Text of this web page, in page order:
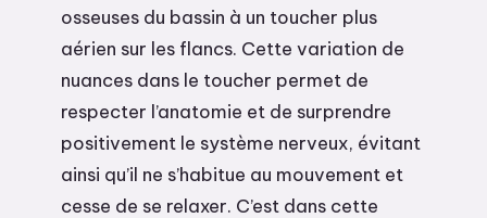
osseuses du bassin à un toucher plus
aérien sur les flancs. Cette variation de
nuances dans le toucher permet de
respecter l’anatomie et de surprendre
positivement le système nerveux, évitant
ainsi qu’il ne s’habitue au mouvement et
cesse de se relaxer. C’est dans cette